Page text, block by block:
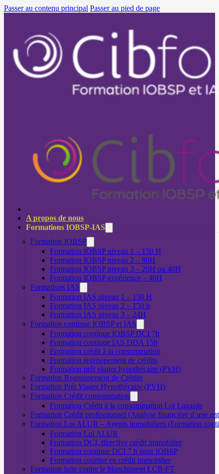
Passer au contenu principal Passer au pied de page
A propos de nous
Formations IOBSP-IAS
Formation IOBSP
Formation IOBSP niveau 1 – 150 H
Formation IOBSP niveau 2 – 80H
Formation IOBSP niveau 3 – 20H ou 40H
Formation IOBSP expérience – 40H
Formations IAS
Formation IAS niveau 1 – 150 H
Formation IAS niveau 2 – 150 h
Formation IAS niveau 3 – 24H
Formation continue IOBSP et IAS
Formation continue IOBSP DCI 7h
Formation continue IAS DDA 15h
Formation crédit à la consommation
Formation regroupement de crédits
Formation prêt viager hypothécaire (PVH)
Formation Regroupement de Crédits
Formation Prêt Viager Hypothécaire (PVH)
Formation Crédit consommation
Formation Crédit à la consommation Loi Lagarde
Formation Crédit professionnel (Analyse financière d’une
Formation Loi ALUR – Agents immobiliers (Formation
Formation Loi ALUR
Formation DCI, directive crédit immobilier
Formation continue DCI 7 h pour IOBSP
Formation courtier en crédit immobilier
Formation lutte contre le blanchiment LCB-FT